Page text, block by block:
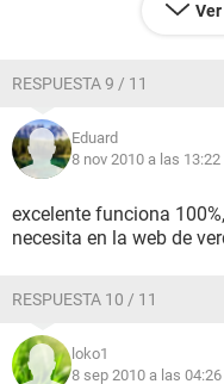
RESPUESTA 9 / 11
Eduard
8 nov 2010 a las 13:22
excelente funciona
necesita en la web de
RESPUESTA 10 / 11
loko1
8 sep 2010 a las 04:26